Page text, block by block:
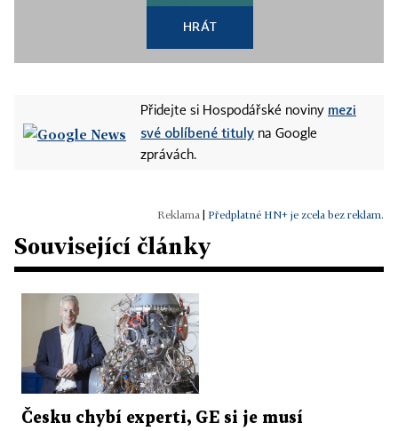
HRÁT
Přidejte si Hospodářské noviny mezi
své oblíbené tituly na Google
zprávách.
Předplatné HN+ je zcela bez reklam.
Související články
Česku chybí experti, GE si je musí